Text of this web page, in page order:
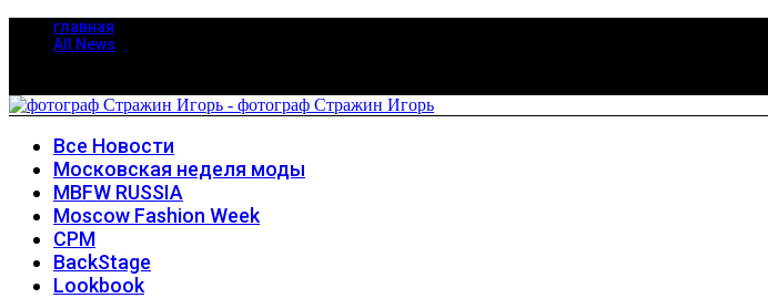
главная
All News
Все Новости
Московская неделя моды
MBFW RUSSIA
Moscow Fashion Week
CPM
BackStage
Lookbook